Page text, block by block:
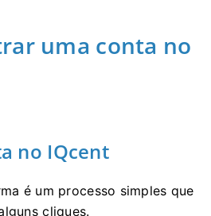
uma conta no
no IQcent
é um processo simples que
cliques.